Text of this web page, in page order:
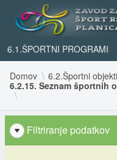
6.1.ŠPORTNI PROGRAMI
Domov
6.2.Športni
6.2.15. Seznam športnih
Filtriranje podatkov